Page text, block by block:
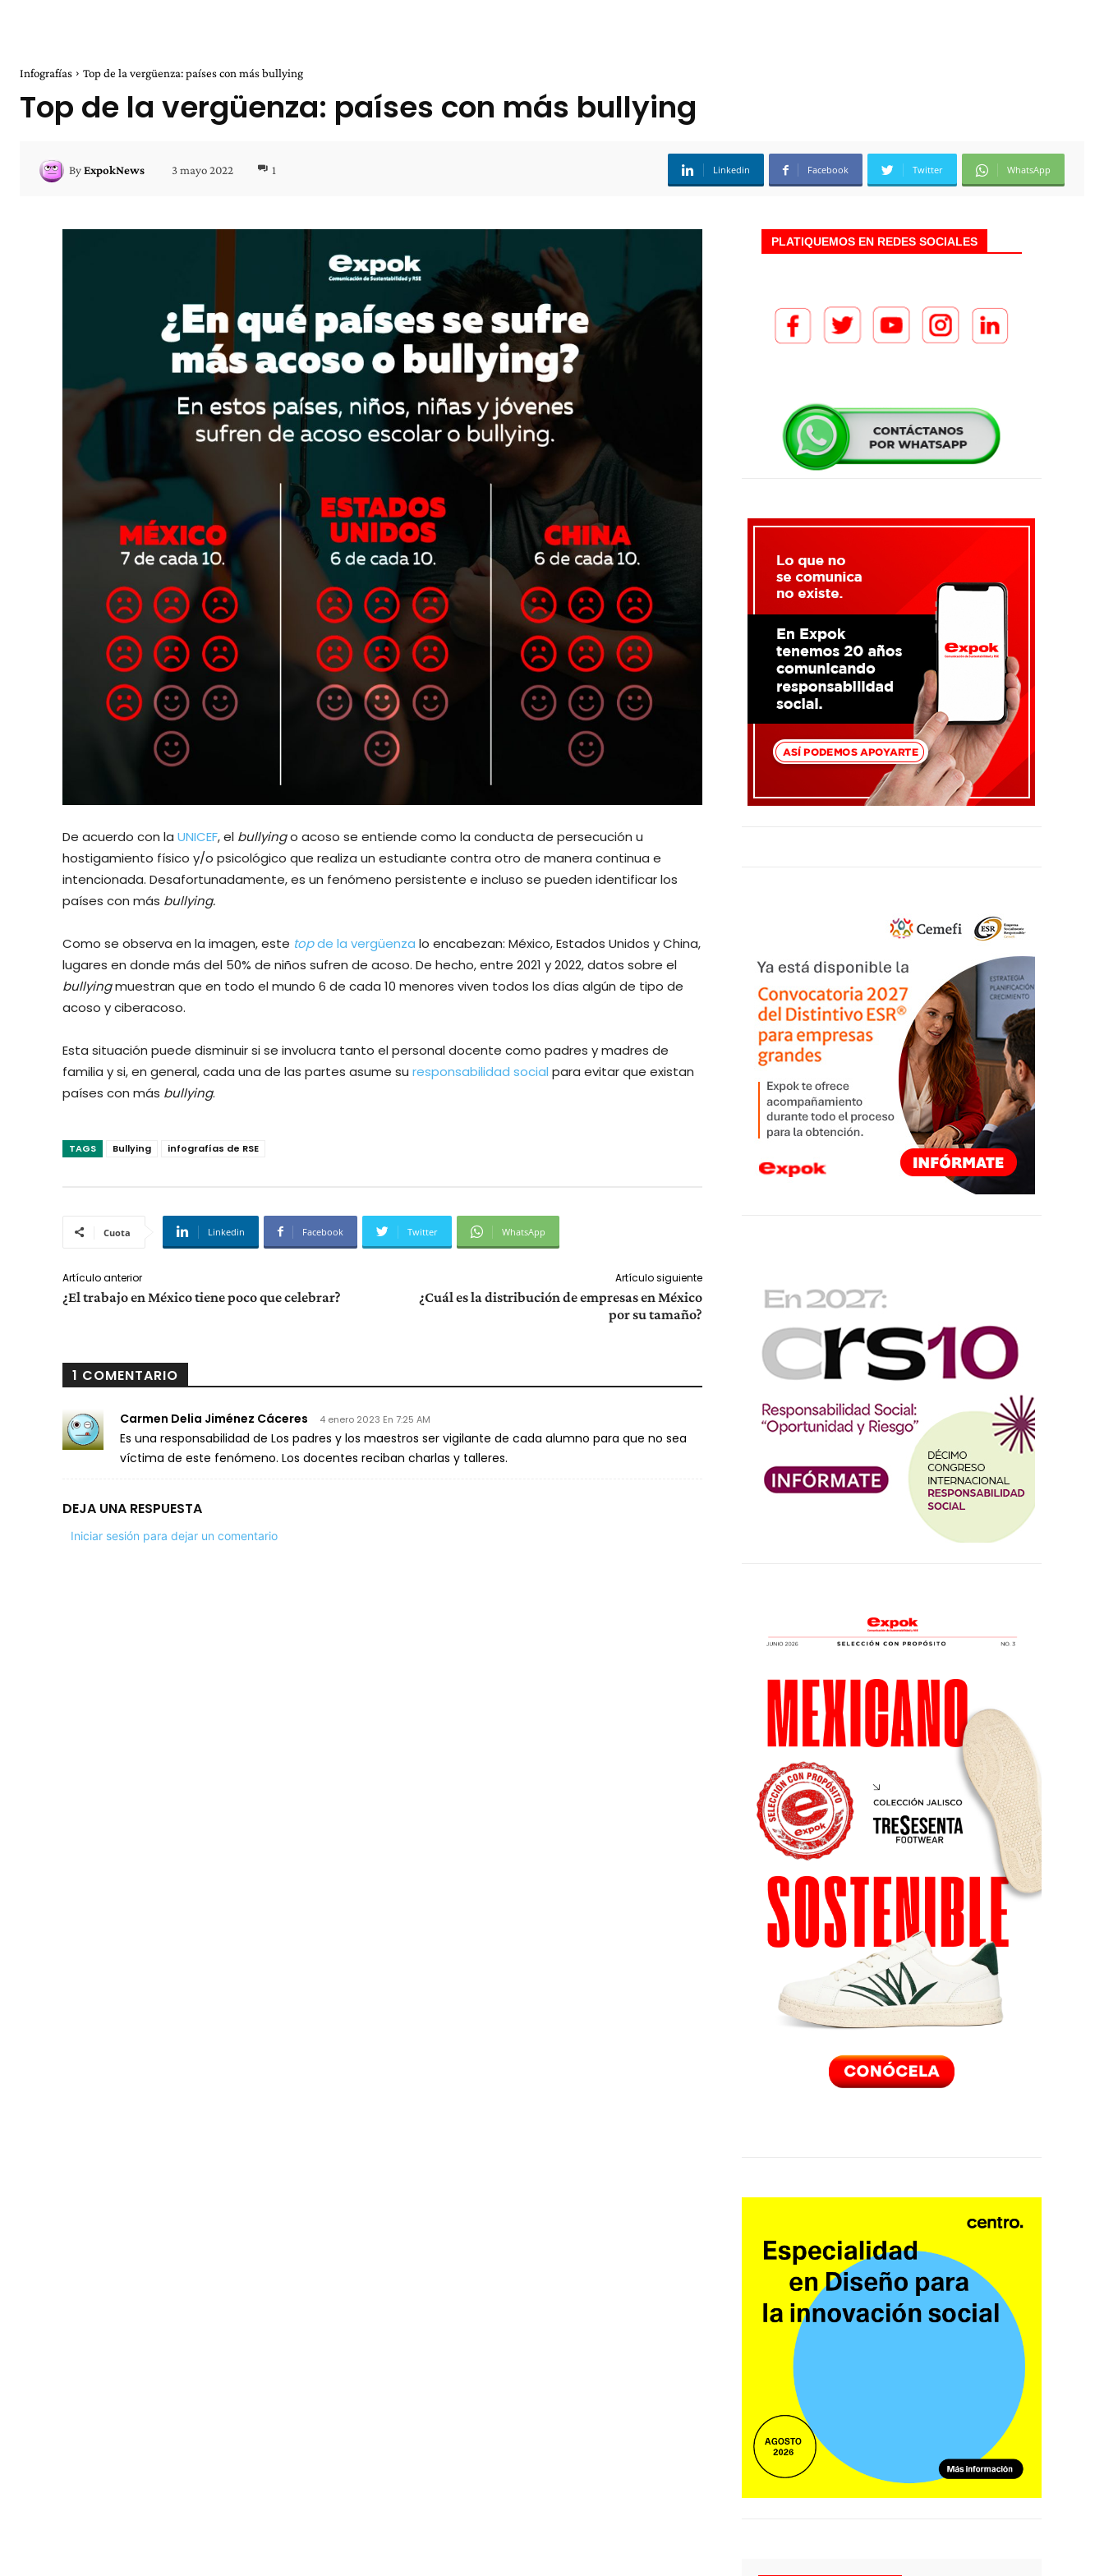
Infografías Top de la vergüenza: países con más bullying
Top de la vergüenza: países con más bullying
ByExpokNews 3 mayo 2022 1 Linkedin Facebook Twitter WhatsApp
De acuerdo con la UNICEF, el bullyingo acoso se entiende como la conducta de persecución u
hostigamiento físico y/o psicológico que realiza un estudiante contra otro de manera continua e
intencionada. Desafortunadamente, es un fenómeno persistente e incluso se pueden identificar los
países con más bullying.
Como se observa en la imagen, este topde la vergüenza lo encabezan: México, Estados Unidos y China,
lugares en donde más del 50% de niños sufren de acoso. De hecho, entre 2021 y 2022, datos sobre el
bullyingmuestran que en todo el mundo 6 de cada 10 menores viven todos los días algún de tipo de
acoso y ciberacoso.
Esta situación puede disminuir si se involucra tanto el personal docente como padres y madres de
familia y si, en general, cada una de las partes asume su responsabilidad social para evitar que existan
países con más bullying.
TAGS Bullying infografías de RSE
Cuota Linkedin Facebook Twitter WhatsApp
Artículo anterior
¿El trabajo en México tiene poco que celebrar?
Artículo siguiente
¿Cuál es la distribución de empresas en México
por su tamaño?
1 COMENTARIO
Carmen Delia Jiménez Cáceres 4 enero 2023 En 7:25 AM
Es una responsabilidad de Los padres y los maestros ser vigilante de cada alumno para que no sea
víctima de este fenómeno. Los docentes reciban charlas y talleres.
DEJA UNA RESPUESTA
Iniciar sesión para dejar un comentario
PLATIQUEMOS EN REDES SOCIALES